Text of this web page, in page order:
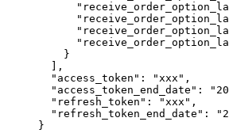
}
],
"access_token" : "xxx " ,
"access_token_end_date" : "
"refresh_token" : "xxx " ,
"refresh_token_end_date" : "
}